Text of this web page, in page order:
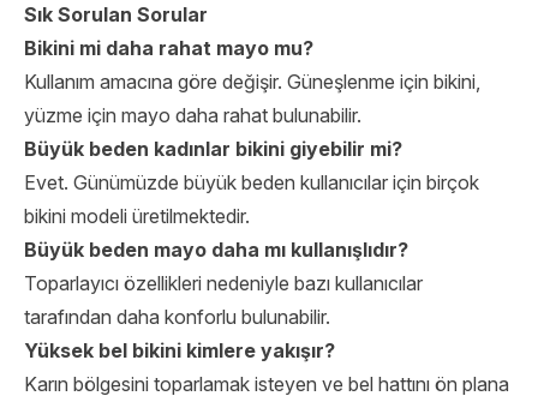
Sık Sorulan Sorular
Bikini mi daha rahat mayo mu?
Kullanım amacına göre değişir. Güneşlenme için bikini,
yüzme için mayo daha rahat bulunabilir.
Büyük beden kadınlar bikini giyebilir mi?
Evet. Günümüzde büyük beden kullanıcılar için birçok
bikini modeli üretilmektedir.
Büyük beden mayo daha mı kullanışlıdır?
Toparlayıcı özellikleri nedeniyle bazı kullanıcılar
tarafından daha konforlu bulunabilir.
Yüksek bel bikini kimlere yakışır?
Karın bölgesini toparlamak isteyen ve bel hattını ön plana